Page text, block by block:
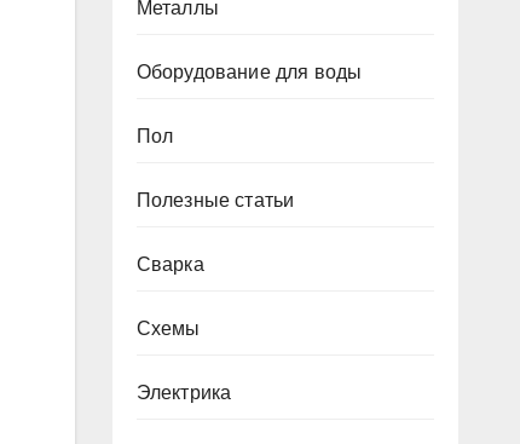
Металлы
Оборудование для воды
Пол
Полезные статьи
Сварка
Схемы
Электрика